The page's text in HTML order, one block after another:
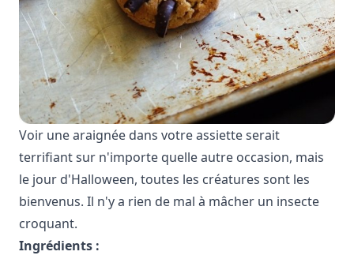
Voir une araignée dans votre assiette serait
terrifiant sur n'importe quelle autre occasion, mais
le jour d'Halloween, toutes les créatures sont les
bienvenus. Il n'y a rien de mal à mâcher un insecte
croquant.
Ingrédients :